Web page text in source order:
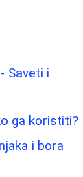
Saveti i
ga koristiti?
i bora